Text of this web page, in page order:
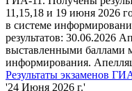
11,15,18 и 19 июня 2026
в системе
результатов: 30.06.2026
выставленными баллами
информирования.
Результаты экзаменов
'24 Июня 2026 г.'